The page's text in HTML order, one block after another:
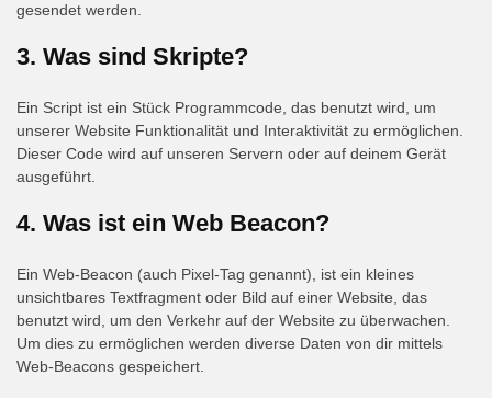
gesendet werden.
3. Was sind Skripte?
Ein Script ist ein Stück Programmcode, das benutzt wird, um
unserer Website Funktionalität und Interaktivität zu ermöglichen.
Dieser Code wird auf unseren Servern oder auf deinem Gerät
ausgeführt.
4. Was ist ein Web Beacon?
Ein Web-Beacon (auch Pixel-Tag genannt), ist ein kleines
unsichtbares Textfragment oder Bild auf einer Website, das
benutzt wird, um den Verkehr auf der Website zu überwachen.
Um dies zu ermöglichen werden diverse Daten von dir mittels
Web-Beacons gespeichert.